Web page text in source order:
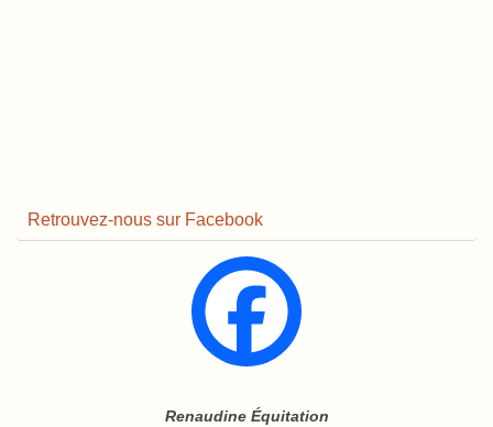
Retrouvez-nous sur Facebook
Renaudine Équitation